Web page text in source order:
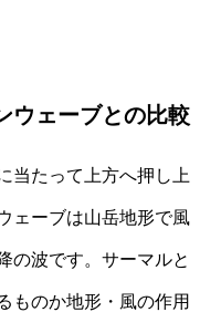
ウェーブとの比較
当たって上方へ押し上
ェーブは山岳地形で風
の波です。サーマルと
ものか地形・風の作用